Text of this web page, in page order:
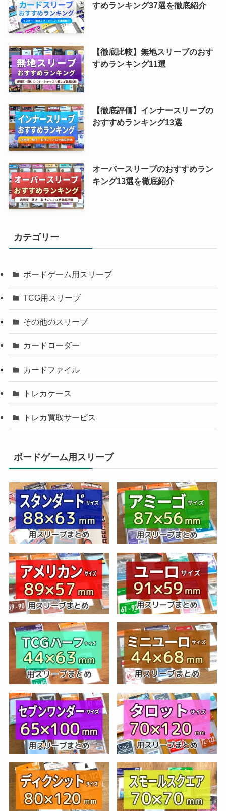
すめランキング37選を徹底紹介
【徹底比較】無地スリーブのおす
すめランキング11選
【徹底評価】インナースリーブの
おすすめランキング13選
オーバースリーブのおすすめラン
キング13選を徹底紹介
カテゴリー
ボードゲーム用スリーブ
TCG用スリーブ
その他のスリーブ
カードローダー
カードファイル
トレカケース
トレカ買取サービス
ボードゲーム用スリーブ